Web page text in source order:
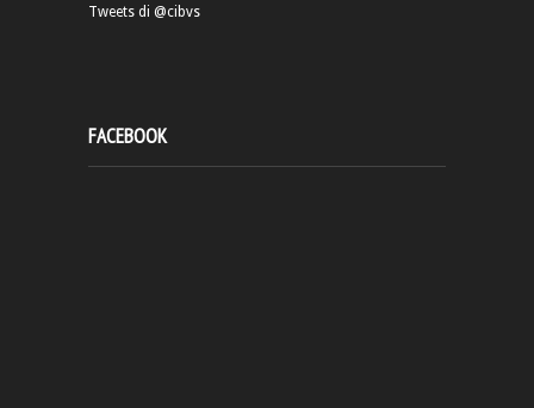
Tweets di @cibvs
FACEBOOK